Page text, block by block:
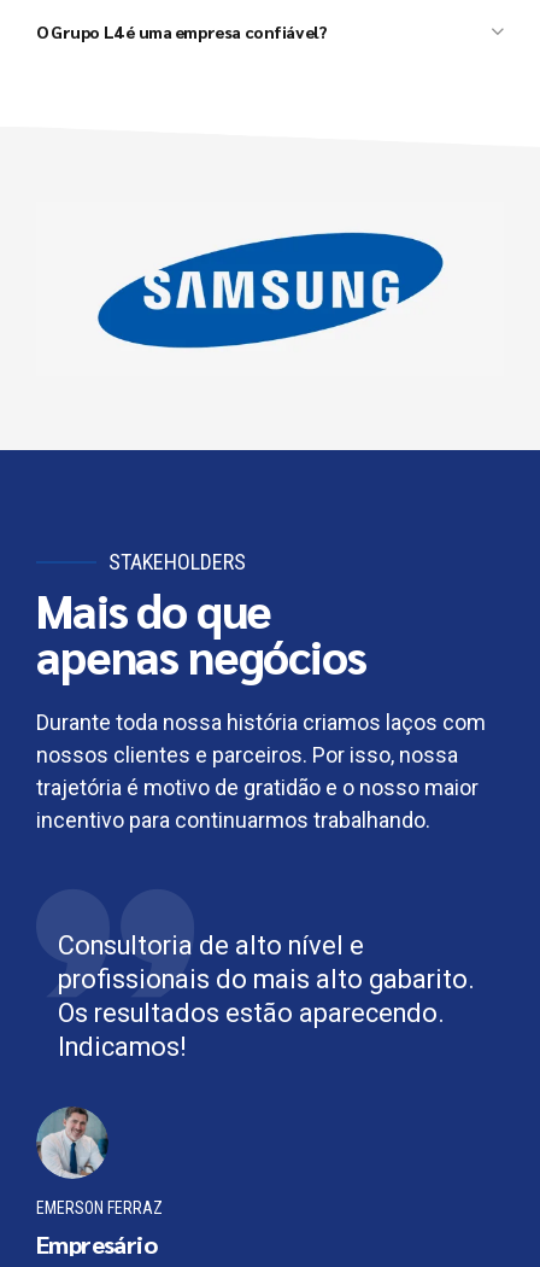
O Grupo L4 é uma empresa confiável?
STAKEHOLDERS
Mais do que
apenas negócios
Durante toda nossa história criamos laços com
nossos clientes e parceiros. Por isso, nossa
trajetória é motivo de gratidão e o nosso maior
incentivo para continuarmos trabalhando.
Consultoria de alto nível e
profissionais do mais alto gabarito.
Os resultados estão aparecendo.
Indicamos!
EMERSON FERRAZ
Empresário